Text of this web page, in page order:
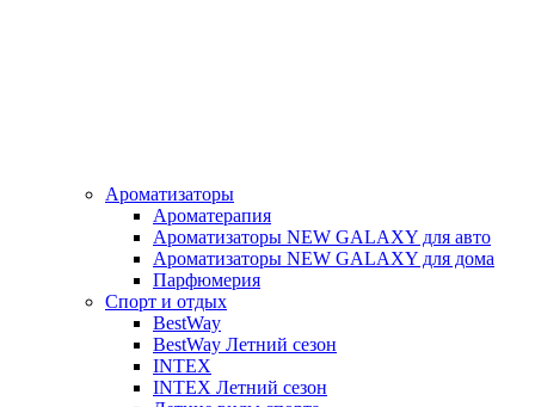
Ароматизаторы
Ароматерапия
Ароматизаторы NEW GALAXY для авто
Ароматизаторы NEW GALAXY для дома
Парфюмерия
Спорт и отдых
BestWay
BestWay Летний сезон
INTEX
INTEX Летний сезон